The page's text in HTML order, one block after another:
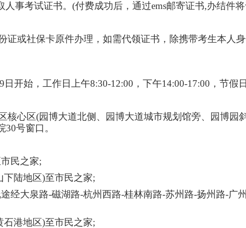
人事考试证书。(付费成功后，通过ems邮寄证书,办结件
证或社保卡原件办理，如需代领证书，除携带考生本人
日开始，工作日上午8:30-12:00，下午14:00-17:00，节假
核心区(园博大道北侧、园博大道城市规划馆旁、园博园
号窗口。
民之家;
下陆地区)至市民之家;
经大泉路-磁湖路-杭州西路-桂林南路-苏州路-扬州路-广
石港地区)至市民之家;